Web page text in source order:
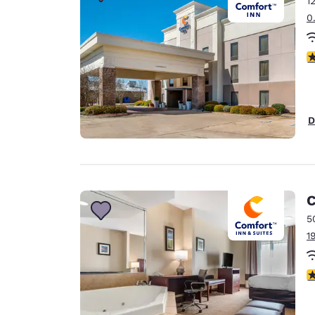
Europa
Deutsch
Spain
English
United
English
Ásia-Pacífico
Australia